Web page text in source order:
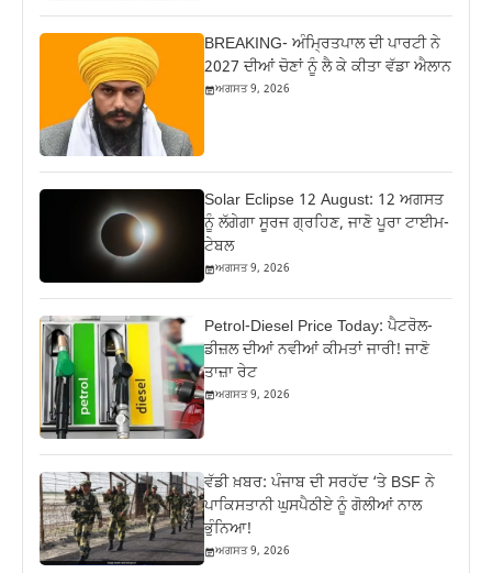
BREAKING- ਅੰਮ੍ਰਿਤਪਾਲ ਦੀ ਪਾਰਟੀ ਨੇ
2027 ਦੀਆਂ ਚੋਣਾਂ ਨੂੰ ਲੈ ਕੇ ਕੀਤਾ ਵੱਡਾ ਐਲਾਨ
ਅਗਸਤ 9, 2026
Solar Eclipse 12 August: 12 ਅਗਸਤ
ਨੂੰ ਲੱਗੇਗਾ ਸੂਰਜ ਗ੍ਰਹਿਣ, ਜਾਣੋ ਪੂਰਾ ਟਾਈਮ-
ਟੇਬਲ
ਅਗਸਤ 9, 2026
Petrol-Diesel Price Today: ਪੈਟਰੋਲ-
ਡੀਜ਼ਲ ਦੀਆਂ ਨਵੀਆਂ ਕੀਮਤਾਂ ਜਾਰੀ! ਜਾਣੋ
ਤਾਜ਼ਾ ਰੇਟ
ਅਗਸਤ 9, 2026
ਵੱਡੀ ਖ਼ਬਰ: ਪੰਜਾਬ ਦੀ ਸਰਹੱਦ ‘ਤੇ BSF ਨੇ
ਪਾਕਿਸਤਾਨੀ ਘੁਸਪੈਠੀਏ ਨੂੰ ਗੋਲੀਆਂ ਨਾਲ
ਭੁੰਨਿਆ!
ਅਗਸਤ 9, 2026